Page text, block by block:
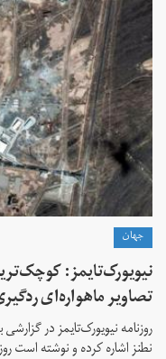
جهان
نیویورک‌تایمز:
تصاویر ماهواره‌ای
روزنامه نیویورک‌تایمز در
نطنز اشاره کرده و نوشته است